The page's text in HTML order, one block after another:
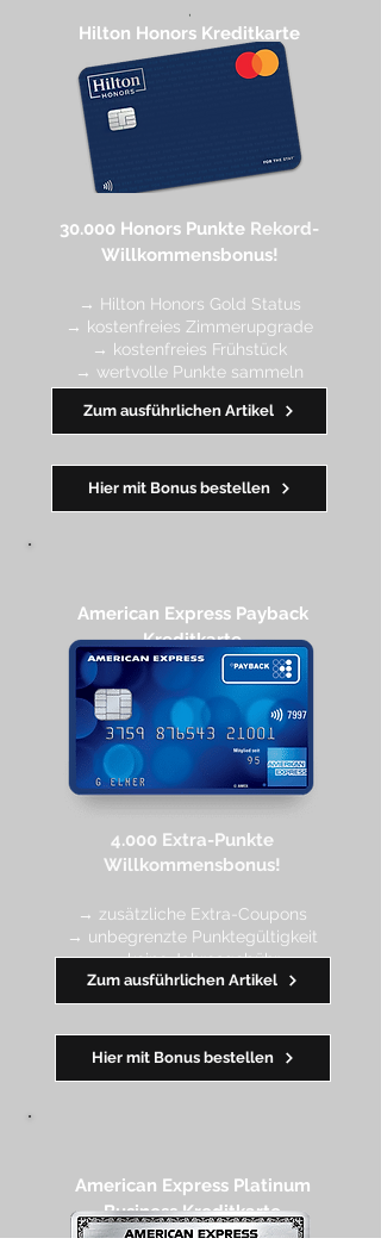
,
Hilton Honors Kreditkarte​
30.000 Honors Punkte Rekord-
Willkommensbonus!
→ Hilton Honors Gold Status
→ kostenfreies Zimmerupgrade
→ kostenfreies Frühstück
→ wertvolle Punkte sammeln
→ Early Check-in + Late Check-out
━━━━━━━
Hier mit Bonus bestellen
Zum ausführlichen Artikel
American Express Payback
Kreditkarte​
4.000 Extra-Punkte
Willkommensbonus!
→ zusätzliche Extra-Coupons
→ unbegrenzte Punktegültigkeit
→ keine Jahresgebühr
━━━━━━━
Hier mit Bonus bestellen
Zum ausführlichen Artikel
American Express Platinum
Business Kreditkarte​